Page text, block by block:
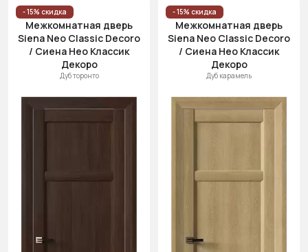
- 15% скидка
Межкомнатная дверь
Siena Neo Classic Decoro
/ Сиена Нео Классик
Декоро
Дуб торонто
- 15% скидка
Межкомнатная дверь
Siena Neo Classic Decoro
/ Сиена Нео Классик
Декоро
Дуб карамель